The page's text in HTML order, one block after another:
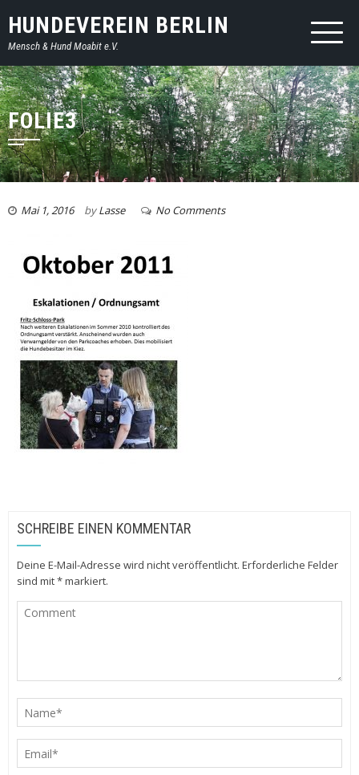
HUNDEVEREIN BERLIN
Mensch & Hund Moabit e.V.
FOLIE3
Mai 1, 2016 byLasse No Comments
SCHREIBE EINEN KOMMENTAR
Deine E-Mail-Adresse wird nicht veröffentlicht. Erforderliche Felder
sind mit*markiert.